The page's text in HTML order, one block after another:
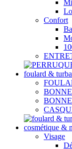
Confort
foulard &
cosmétique &
Visage